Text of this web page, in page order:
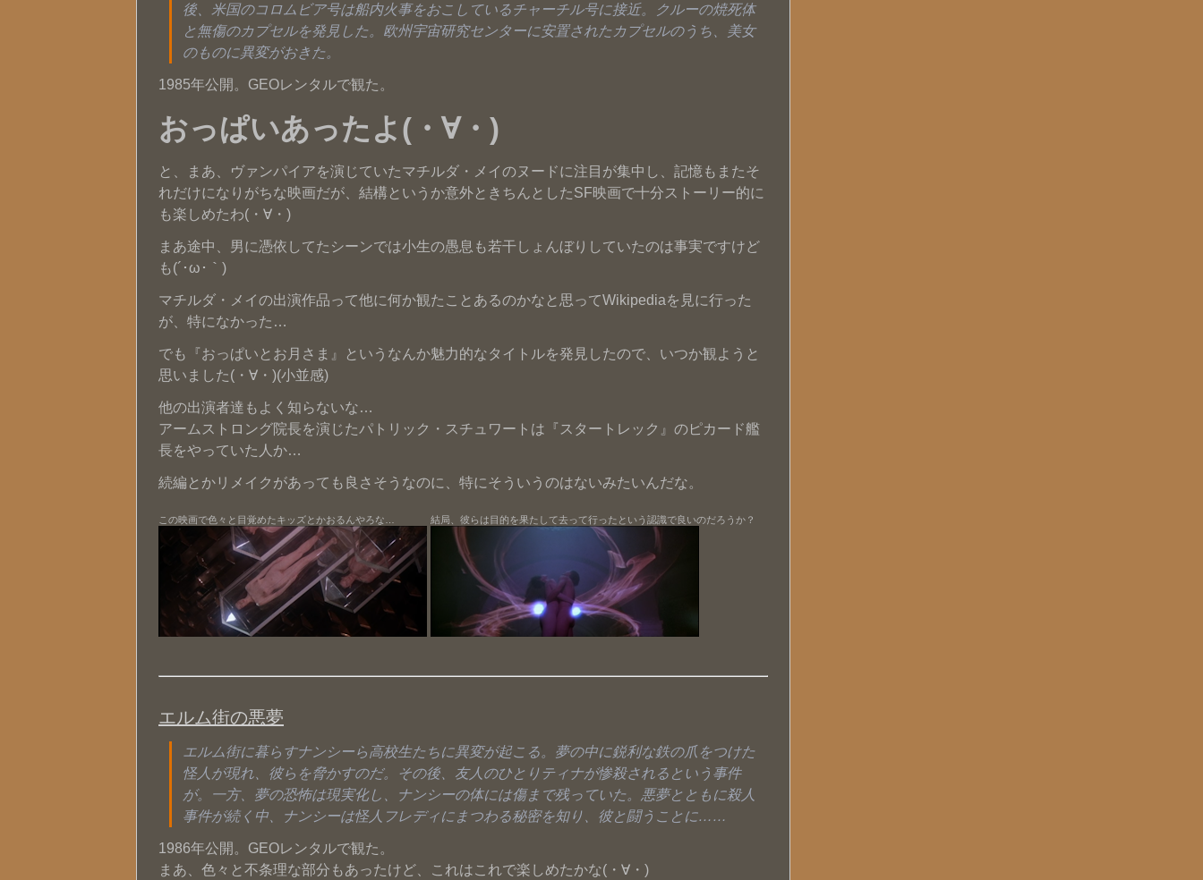
後、米国のコロムビア号は船内火事をおこしているチャーチル号に接近。クルーの焼死体
と無傷のカプセルを発見した。欧州宇宙研究センターに安置されたカプセルのうち、美女
のものに異変がおきた。
1985年公開。GEOレンタルで観た。
おっぱいあったよ(・∀・)
と、まあ、ヴァンパイアを演じていたマチルダ・メイのヌードに注目が集中し、記憶もまたそ
れだけになりがちな映画だが、結構というか意外ときちんとしたSF映画で十分ストーリー的に
も楽しめたわ(・∀・)
まあ途中、男に憑依してたシーンでは小生の愚息も若干しょんぼりしていたのは事実ですけど
も(´･ω･｀)
マチルダ・メイの出演作品って他に何か観たことあるのかなと思ってWikipediaを見に行った
が、特になかった…
でも『おっぱいとお月さま』というなんか魅力的なタイトルを発見したので、いつか観ようと
思いました(・∀・)(小並感)
他の出演者達もよく知らないな…
アームストロング院長を演じたパトリック・スチュワートは『スタートレック』のピカード艦
長をやっていた人か…
続編とかリメイクがあっても良さそうなのに、特にそういうのはないみたいんだな。
この映画で色々と目覚めたキッズとかおるんやろな… 結局、彼らは目的を果たして去って行ったという認識で良いのだろうか？
エルム街の悪夢
エルム街に暮らすナンシーら高校生たちに異変が起こる。夢の中に鋭利な鉄の爪をつけた
怪人が現れ、彼らを脅かすのだ。その後、友人のひとりティナが惨殺されるという事件
が。一方、夢の恐怖は現実化し、ナンシーの体には傷まで残っていた。悪夢とともに殺人
事件が続く中、ナンシーは怪人フレディにまつわる秘密を知り、彼と闘うことに……
1986年公開。GEOレンタルで観た。
まあ、色々と不条理な部分もあったけど、これはこれで楽しめたかな(・∀・)